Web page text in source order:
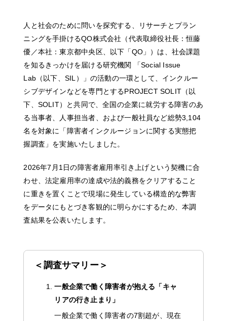
人と社会のために問いを探究する、リサーチとプラン
ニングを手掛けるQO株式会社（代表取締役社長：恒藤
優／本社：東京都中央区、以下「QO」）は、社会課題
を知るきっかけを届ける研究機関 「Social Issue
Lab（以下、SIL）」の活動の一環として、インクルー
シブデザインなどを専門とするPROJECT SOLIT（以
下、SOLIT）と共同で、全国の企業に就労する障害のあ
る当事者、人事担当者、および一般社員など総勢3,104
名を対象に「障害者インクルージョンに関する実態把
握調査」を実施いたしました。
2026年7月1日の障害者雇用率引き上げという契機に合
わせ、法定雇用率の達成や法的義務をクリアすること
に重きを置くことで現場に発生している構造的な弊害
をデータにもとづき客観的に明らかにするため、本調
査結果を公表いたします。
＜調査サマリー＞
一般企業で働く障害者が抱える「キャ
リアの行き止まり」
一般企業で働く障害者の7割超が、現在